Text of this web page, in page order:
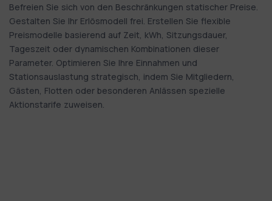
Befreien Sie sich von den Beschränkungen statischer Preise.
Gestalten Sie Ihr Erlösmodell frei. Erstellen Sie flexible
Preismodelle basierend auf Zeit, kWh, Sitzungsdauer,
Tageszeit oder dynamischen Kombinationen dieser
Parameter. Optimieren Sie Ihre Einnahmen und
Stationsauslastung strategisch, indem Sie Mitgliedern,
Gästen, Flotten oder besonderen Anlässen spezielle
Aktionstarife zuweisen.